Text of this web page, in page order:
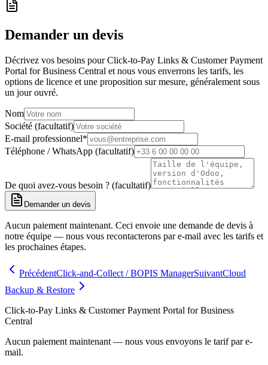
Demander un devis
Décrivez vos besoins pour Click-to-Pay Links & Customer Payment
Portal for Business Central et nous vous enverrons les tarifs, les
options de licence et une proposition sur mesure, généralement sous
un jour ouvré.
Nom
Société (facultatif)
E-mail professionnel*
Téléphone / WhatsApp (facultatif)
De quoi avez-vous besoin ? (facultatif)
Demander un devis
Aucun paiement maintenant. Ceci envoie une demande de devis à
notre équipe — nous vous recontacterons par e-mail avec les tarifs et
les prochaines étapes.
PrécédentClick-and-Collect / BOPIS ManagerSuivantCloud
Backup & Restore
Click-to-Pay Links & Customer Payment Portal for Business
Central
Aucun paiement maintenant — nous vous envoyons le tarif par e-
mail.